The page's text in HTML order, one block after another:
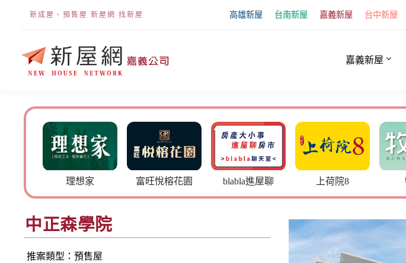
新成屋、預售屋 新屋網 找新屋 高雄新屋 台南新屋 嘉義新屋 台中新屋
嘉義新屋
富旺悅榕花園 blabla進屋聊 上荷院8 牧容3
中正森學院
推案類型：預售屋